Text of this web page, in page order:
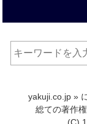
yakuji.co.jp »
総ての著作